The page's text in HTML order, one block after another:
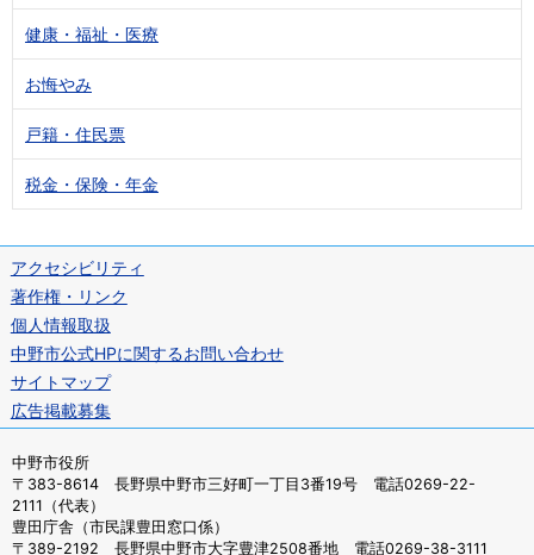
健康・福祉・医療
お悔やみ
戸籍・住民票
税金・保険・年金
アクセシビリティ
著作権・リンク
個人情報取扱
中野市公式HPに関するお問い合わせ
サイトマップ
広告掲載募集
中野市役所
〒383-8614 長野県中野市三好町一丁目3番19号 電話0269-22-
2111（代表）
豊田庁舎（市民課豊田窓口係）
〒389-2192 長野県中野市大字豊津2508番地 電話0269-38-3111